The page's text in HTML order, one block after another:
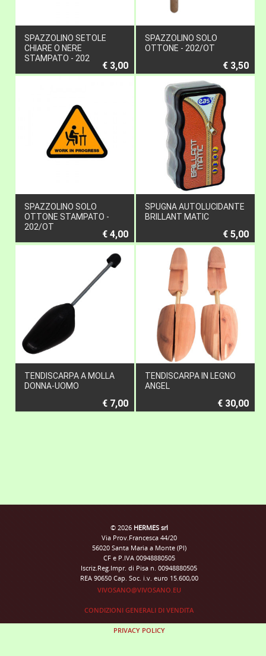
SPAZZOLINO SETOLE
CHIARE O NERE
STAMPATO - 202
€ 3,00
SPAZZOLINO SOLO
OTTONE - 202/OT
€ 3,50
SPAZZOLINO SOLO
OTTONE STAMPATO -
202/OT
€ 4,00
SPUGNA AUTOLUCIDANTE
BRILLANT MATIC
€ 5,00
TENDISCARPA A MOLLA
DONNA-UOMO
€ 7,00
TENDISCARPA IN LEGNO
ANGEL
€ 30,00
© 2026 HERMES srl
Via Prov.Francesca 44/20
56020 Santa Maria a Monte (PI)
CF e P.IVA 00948880505
Iscriz.Reg.Impr. di Pisa n. 00948880505
REA 90650 Cap. Soc. i.v. euro 15.600,00
VIVOSANO@VIVOSANO.EU
CONDIZIONI GENERALI DI VENDITA
PRIVACY POLICY